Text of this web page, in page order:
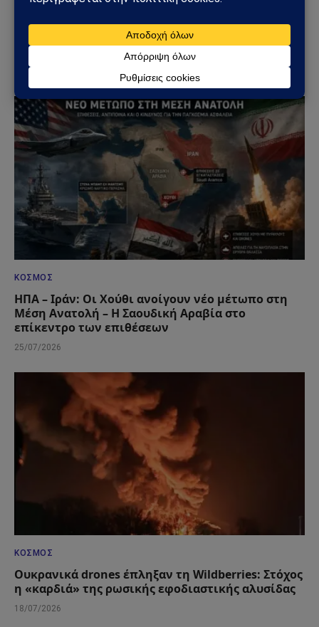
ΗΠΑ – Ιράν: Νέος γύρος αμερικανικών
βομβαρδισμών μετά την ιρανική πυραυλική
επίθεση – Η Μέση Ανατολή εισέρχεται σε ακόμη
πιο επικίνδυνη φάση
31/07/2026
ΚΌΣΜΟΣ
ΗΠΑ – Ιράν: Οι Χούθι ανοίγουν νέο μέτωπο στη
Μέση Ανατολή – Η Σαουδική Αραβία στο
επίκεντρο των επιθέσεων
25/07/2026
ΚΌΣΜΟΣ
Ουκρανικά drones έπληξαν τη Wildberries: Στόχος
η «καρδιά» της ρωσικής εφοδιαστικής αλυσίδας
18/07/2026